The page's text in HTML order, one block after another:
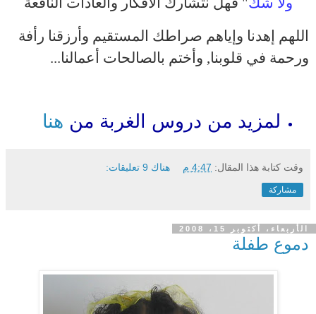
اللهم إهدنا وإياهم صراطك المستقيم وأرزقنا رأفة
ورحمة في قلوبنا, وأختم بالصالحات أعمالنا...
لمزيد من دروس الغربة من هنا
وقت كتابة هذا المقال: 4:47 م هناك 9 تعليقات:
مشاركة
الأربعاء، أكتوبر 15، 2008
دموع طفلة